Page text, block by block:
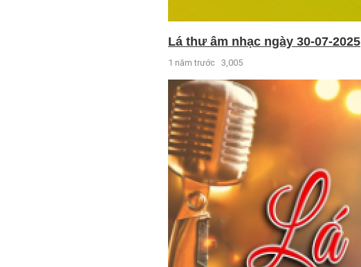
Lá thư âm nhạc ngày 30-07-2025
1 năm trước 3,005